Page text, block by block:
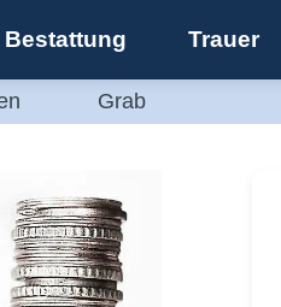
Bestattung Trauer
Grab